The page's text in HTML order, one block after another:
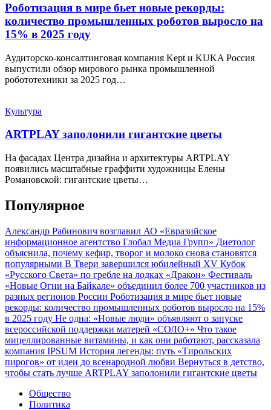
Роботизация в мире бьет новые рекорды:
количество промышленных роботов выросло на
15% в 2025 году
Аудиторско-консалтинговая компания Kept и KUKA Россия
выпустили обзор мирового рынка промышленной
робототехники за 2025 год…
Культура
ARTPLAY заполонили гигантские цветы
На фасадах Центра дизайна и архитектуры ARTPLAY
появились масштабные граффити художницы Елены
Романовской: гигантские цветы…
Популярное
Александр Рабинович возглавил АО «Евразийское
информационное агентство Глобал Медиа Групп» Диетолог
объяснила, почему кефир, творог и молоко снова становятся
популярными В Твери завершился юбилейный XV Кубок
«Русского Света» по гребле на лодках «Дракон» Фестиваль
«Новые Огни на Байкале» объединил более 700 участников из
разных регионов России Роботизация в мире бьет новые
рекорды: количество промышленных роботов выросло на 15%
в 2025 году Не одна: «Новые люди» объявляют о запуске
всероссийской поддержки матерей «СОЛО+» Что такое
мицеллированные витамины, и как они работают, рассказала
компания IPSUM История легенды: путь «Тирольских
пирогов» от идеи до всенародной любви Вернуться в детство,
чтобы стать лучше ARTPLAY заполонили гигантские цветы
Общество
Политика